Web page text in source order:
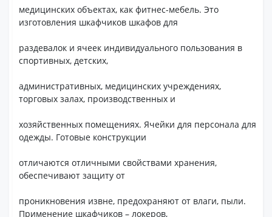
медицинских объектах, как фитнес-мебель. Это
изготовления шкафчиков шкафов для
раздевалок и ячеек индивидуального пользования в
спортивных, детских,
административных, медицинских учреждениях,
торговых залах, производственных и
хозяйственных помещениях. Ячейки для персонала для
одежды. Готовые конструкции
отличаются отличными свойствами хранения,
обеспечивают защиту от
проникновения извне, предохраняют от влаги, пыли.
Применение шкафчиков – локеров,